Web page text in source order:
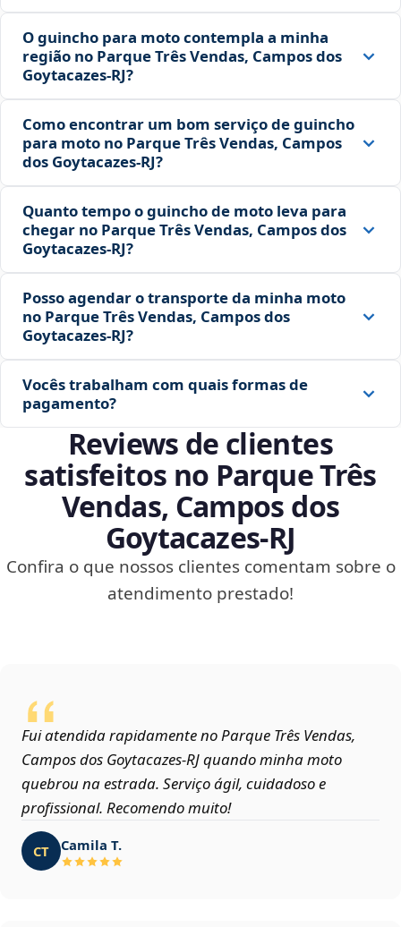
O guincho para moto contempla a minha
região no Parque Três Vendas, Campos dos
Goytacazes‑RJ?
Como encontrar um bom serviço de guincho
para moto no Parque Três Vendas, Campos
dos Goytacazes‑RJ?
Quanto tempo o guincho de moto leva para
chegar no Parque Três Vendas, Campos dos
Goytacazes‑RJ?
Posso agendar o transporte da minha moto
no Parque Três Vendas, Campos dos
Goytacazes‑RJ?
Vocês trabalham com quais formas de
pagamento?
Reviews de clientes
satisfeitos no Parque Três
Vendas, Campos dos
Goytacazes‑RJ
Confira o que nossos clientes comentam sobre o
atendimento prestado!
Fui atendida rapidamente no Parque Três Vendas,
Campos dos Goytacazes‑RJ quando minha moto
quebrou na estrada. Serviço ágil, cuidadoso e
profissional. Recomendo muito!
CT Camila T.